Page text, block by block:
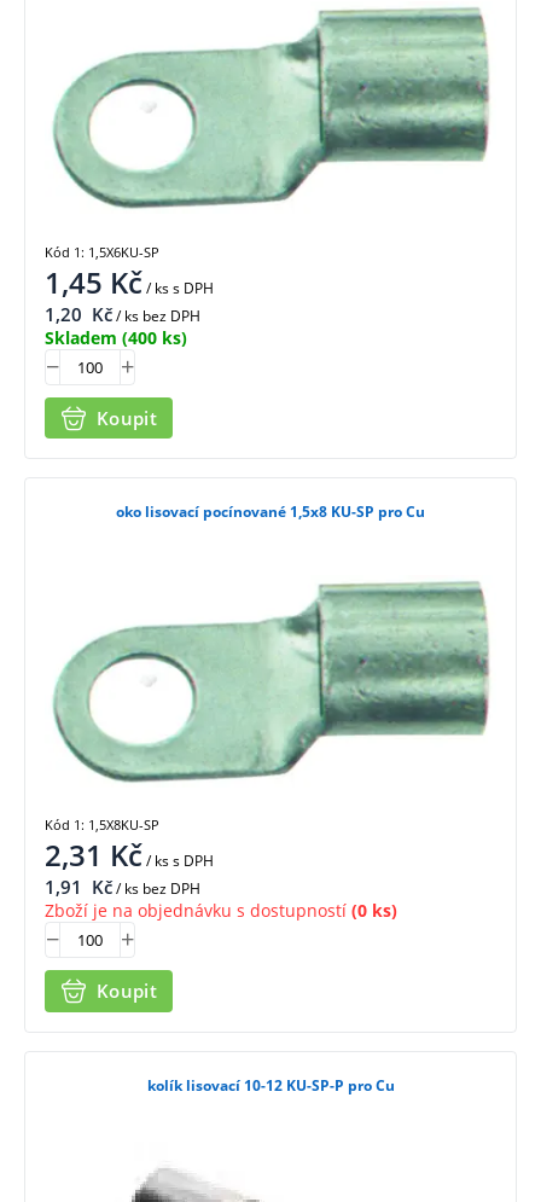
1,45 Kč/ kss DPH
1,20 Kč/ ks bez DPH
Skladem (400 ks)
Koupit
Kód 1: 1,5X6KU-SP
oko lisovací pocínované 1,5x8 KU-SP pro Cu
2,31 Kč/ kss DPH
1,91 Kč/ ks bez DPH
Zboží je na objednávku s dostupností (0 ks)
Koupit
Kód 1: 1,5X8KU-SP
kolík lisovací 10-12 KU-SP-P pro Cu